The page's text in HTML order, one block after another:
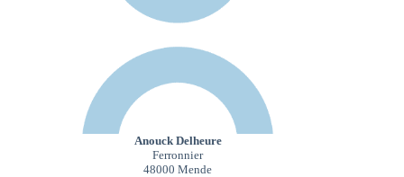
Anouck Delheure
Ferronnier
48000 Mende